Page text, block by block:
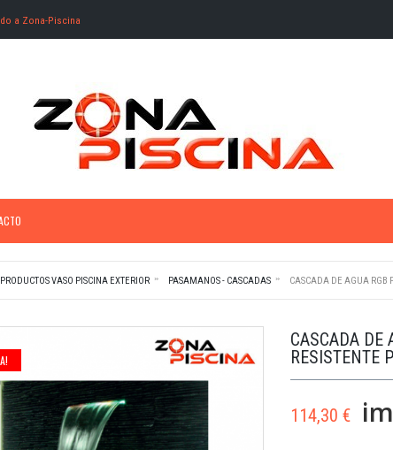
a Zona-Piscina
PRODUCTOS VASO PISCINA EXTERIOR PASAMANOS - CASCADAS CASCADA DE AGUA RGB
CASCADA DE
RESISTENTE
114,30 €